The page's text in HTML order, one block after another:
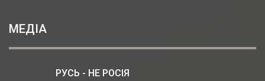
МЕДІА
РУСЬ - НЕ РОСІЯ